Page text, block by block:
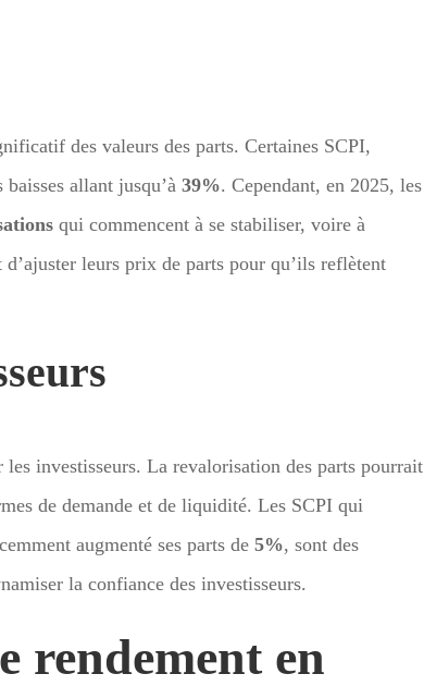
des valeurs des parts. Certaines SCPI,
allant jusqu’à 39%. Cependant, en 2025, les
qui commencent à se stabiliser, voire à
leurs prix de parts pour qu’ils reflètent
investisseurs. La revalorisation des parts pourrait
de demande et de liquidité. Les SCPI qui
augmenté ses parts de 5%, sont des
la confiance des investisseurs.
rendement en